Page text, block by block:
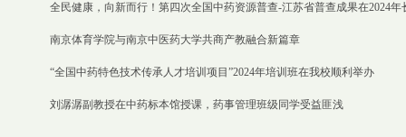
全民健康，向新而行！第四次全国中药资源普查-江苏省普查成果在2024
南京体育学院与南京中医药大学共商产教融合新篇章
“全国中药特色技术传承人才培训项目”2024年培训班在我校顺利举办
刘潺潺副教授在中药标本馆授课，药事管理班级同学受益匪浅